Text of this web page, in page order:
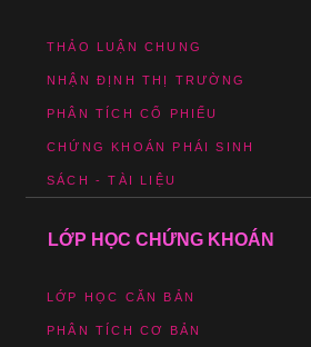
THẢO LUẬN CHUNG
NHẬN ĐỊNH THỊ TRƯỜNG
PHÂN TÍCH CỔ PHIẾU
CHỨNG KHOÁN PHÁI SINH
SÁCH - TÀI LIỆU
LỚP HỌC CHỨNG KHOÁN
LỚP HỌC CĂN BẢN
PHÂN TÍCH CƠ BẢN